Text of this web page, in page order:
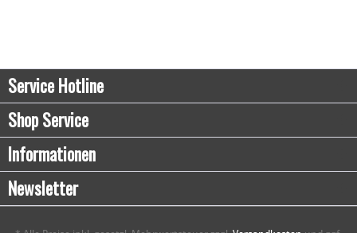
Service Hotline
Shop Service
Informationen
Newsletter